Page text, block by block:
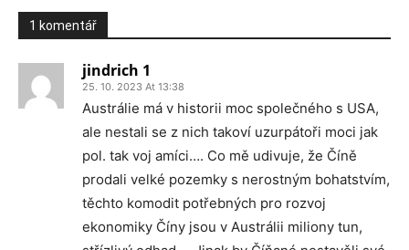
1 komentář
jindrich 1
25. 10. 2023 At 13:38
Austrálie má v historii moc společného s USA,
ale nestali se z nich takoví uzurpátoři moci jak
pol. tak voj amíci…. Co mě udivuje, že Číně
prodali velké pozemky s nerostným bohatstvím,
těchto komodit potřebných pro rozvoj
ekonomiky Číny jsou v Austrálii miliony tun,